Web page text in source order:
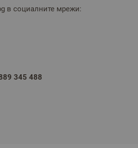
в социалните мрежи:
345 488